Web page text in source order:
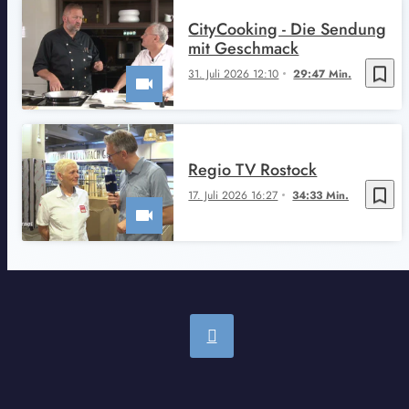
bookmark_border
31. Juli 2026 12:10 29:47 Min.
CityCooking - Die Sendung
mit Geschmack
bookmark_border
17. Juli 2026 16:27 34:33 Min.
Regio TV Rostock